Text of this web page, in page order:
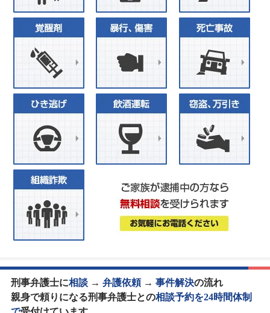
刑事弁護士に相談→ 弁護依頼 → 事件解決の流れ
親身で頼りになる刑事弁護士との相談予約を24時間体制